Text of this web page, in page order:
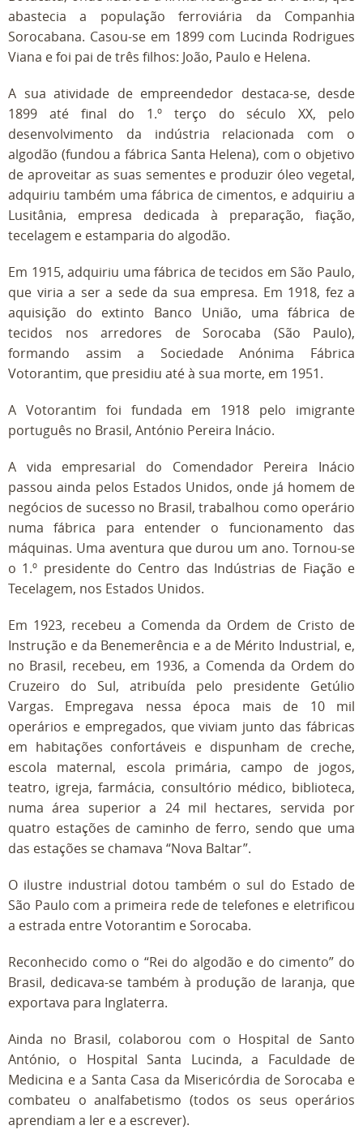
abastecia a população ferroviária da Companhia
Sorocabana. Casou-se em 1899 com Lucinda Rodrigues
Viana e foi pai de três filhos: João, Paulo e Helena.
A sua atividade de empreendedor destaca-se, desde
1899 até final do 1.º terço do século XX, pelo
desenvolvimento da indústria relacionada com o
algodão (fundou a fábrica Santa Helena), com o objetivo
de aproveitar as suas sementes e produzir óleo vegetal,
adquiriu também uma fábrica de cimentos, e adquiriu a
Lusitânia, empresa dedicada à preparação, fiação,
tecelagem e estamparia do algodão.
Em 1915, adquiriu uma fábrica de tecidos em São Paulo,
que viria a ser a sede da sua empresa. Em 1918, fez a
aquisição do extinto Banco União, uma fábrica de
tecidos nos arredores de Sorocaba (São Paulo),
formando assim a Sociedade Anónima Fábrica
Votorantim, que presidiu até à sua morte, em 1951.
A Votorantim foi fundada em 1918 pelo imigrante
português no Brasil, António Pereira Inácio.
A vida empresarial do Comendador Pereira Inácio
passou ainda pelos Estados Unidos, onde já homem de
negócios de sucesso no Brasil, trabalhou como operário
numa fábrica para entender o funcionamento das
máquinas. Uma aventura que durou um ano. Tornou-se
o 1.º presidente do Centro das Indústrias de Fiação e
Tecelagem, nos Estados Unidos.
Em 1923, recebeu a Comenda da Ordem de Cristo de
Instrução e da Benemerência e a de Mérito Industrial, e,
no Brasil, recebeu, em 1936, a Comenda da Ordem do
Cruzeiro do Sul, atribuída pelo presidente Getúlio
Vargas. Empregava nessa época mais de 10 mil
operários e empregados, que viviam junto das fábricas
em habitações confortáveis e dispunham de creche,
escola maternal, escola primária, campo de jogos,
teatro, igreja, farmácia, consultório médico, biblioteca,
numa área superior a 24 mil hectares, servida por
quatro estações de caminho de ferro, sendo que uma
das estações se chamava “Nova Baltar”.
O ilustre industrial dotou também o sul do Estado de
São Paulo com a primeira rede de telefones e eletrificou
a estrada entre Votorantim e Sorocaba.
Reconhecido como o “Rei do algodão e do cimento” do
Brasil, dedicava-se também à produção de laranja, que
exportava para Inglaterra.
Ainda no Brasil, colaborou com o Hospital de Santo
António, o Hospital Santa Lucinda, a Faculdade de
Medicina e a Santa Casa da Misericórdia de Sorocaba e
combateu o analfabetismo (todos os seus operários
aprendiam a ler e a escrever).